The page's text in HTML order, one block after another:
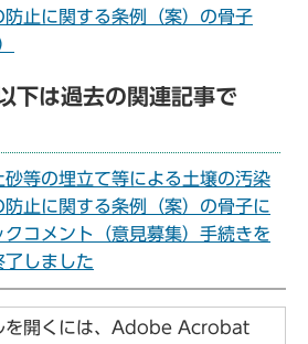
防止に関する条例（案）の骨子
下は過去の関連記事で
砂等の埋立て等による土壌の汚染
止に関する条例（案）の骨子に
コメント（意見募集）手続きを
しました
を開くには、Adobe Acrobat